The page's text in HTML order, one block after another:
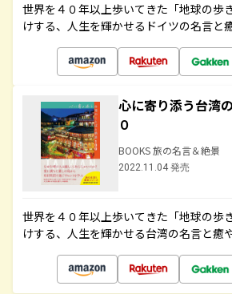
世界を４０年以上歩いてきた「地球の歩
けする、人生を輝かせるドイツの名言と
心に寄り添う台湾
０
BOOKS 旅の名言＆絶景
2022.11.04 発売
世界を４０年以上歩いてきた「地球の歩
けする、人生を輝かせる台湾の名言と癒